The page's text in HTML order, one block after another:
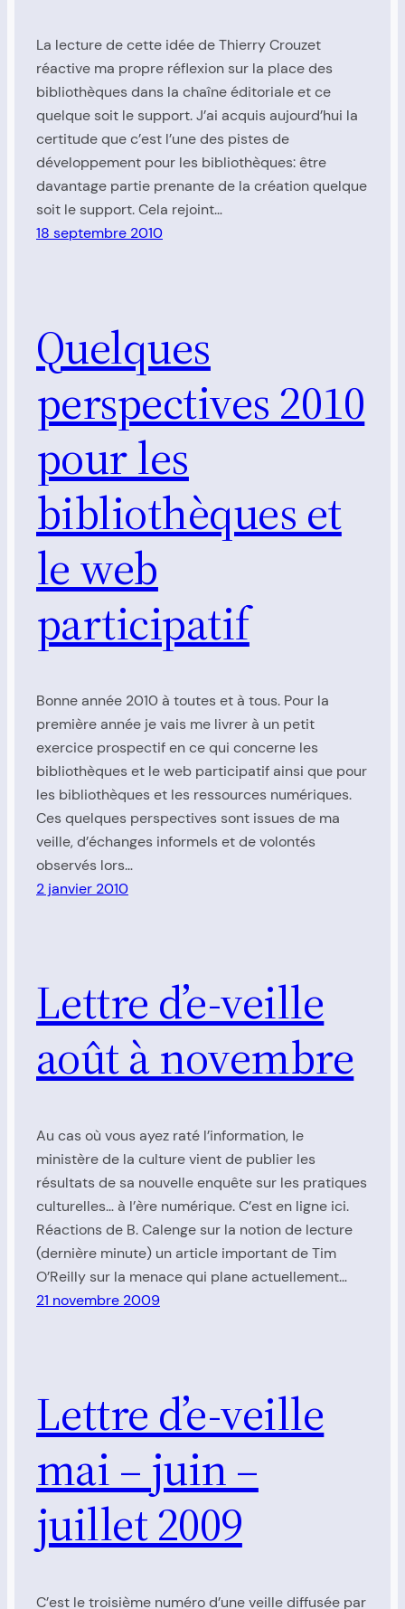
La lecture de cette idée de Thierry Crouzet
réactive ma propre réflexion sur la place des
bibliothèques dans la chaîne éditoriale et ce
quelque soit le support. J’ai acquis aujourd’hui la
certitude que c’est l’une des pistes de
développement pour les bibliothèques: être
davantage partie prenante de la création quelque
soit le support. Cela rejoint…
18 septembre 2010
Quelques
perspectives 2010
pour les
bibliothèques et
le web
participatif
Bonne année 2010 à toutes et à tous. Pour la
première année je vais me livrer à un petit
exercice prospectif en ce qui concerne les
bibliothèques et le web participatif ainsi que pour
les bibliothèques et les ressources numériques.
Ces quelques perspectives sont issues de ma
veille, d’échanges informels et de volontés
observés lors…
2 janvier 2010
Lettre d’e-veille
août à novembre
Au cas où vous ayez raté l’information, le
ministère de la culture vient de publier les
résultats de sa nouvelle enquête sur les pratiques
culturelles… à l’ère numérique. C’est en ligne ici.
Réactions de B. Calenge sur la notion de lecture
(dernière minute) un article important de Tim
O’Reilly sur la menace qui plane actuellement…
21 novembre 2009
Lettre d’e-veille
mai – juin –
juillet 2009
C’est le troisième numéro d’une veille diffusée par